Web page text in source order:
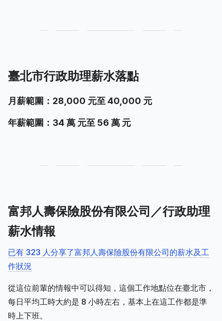
臺北市行政助理薪水落點
月薪範圍：28,000 元至 40,000 元
年薪範圍：34 萬 元至 56 萬 元
富邦人壽保險股份有限公司／行政助理
薪水情報
已有 323 人分享了富邦人壽保險股份有限公司的薪水及工
作狀況
從這位前輩的情報中可以得知，這個工作地點位在臺北市，
每日平均工時大約是 8 小時左右，基本上在這工作都是準
時上下班。